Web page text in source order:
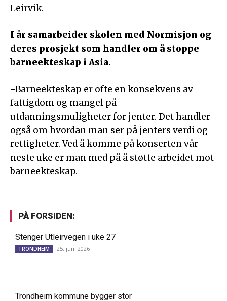
Leirvik.
I år samarbeider skolen med Normisjon og
deres prosjekt som handler om å stoppe
barneekteskap i Asia.
-Barneekteskap er ofte en konsekvens av
fattigdom og mangel på
utdanningsmuligheter for jenter. Det handler
også om hvordan man ser på jenters verdi og
rettigheter. Ved å komme på konserten vår
neste uke er man med på å støtte arbeidet mot
barneekteskap.
PÅ FORSIDEN:
Stenger Utleirvegen i uke 27
TRONDHEIM 25. juni 2026
Trondheim kommune bygger stor